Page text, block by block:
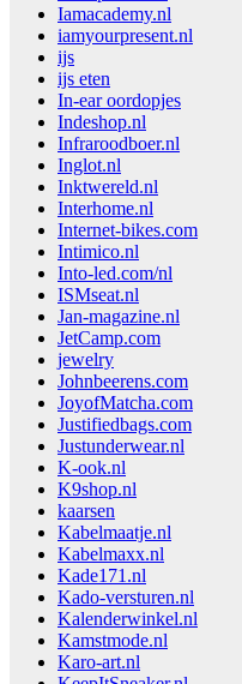
Iamacademy.nl
iamyourpresent.nl
ijs
ijs eten
In-ear oordopjes
Indeshop.nl
Infraroodboer.nl
Inglot.nl
Inktwereld.nl
Interhome.nl
Internet-bikes.com
Intimico.nl
Into-led.com/nl
ISMseat.nl
Jan-magazine.nl
JetCamp.com
jewelry
Johnbeerens.com
JoyofMatcha.com
Justifiedbags.com
Justunderwear.nl
K-ook.nl
K9shop.nl
kaarsen
Kabelmaatje.nl
Kabelmaxx.nl
Kade171.nl
Kado-versturen.nl
Kalenderwinkel.nl
Kamstmode.nl
Karo-art.nl